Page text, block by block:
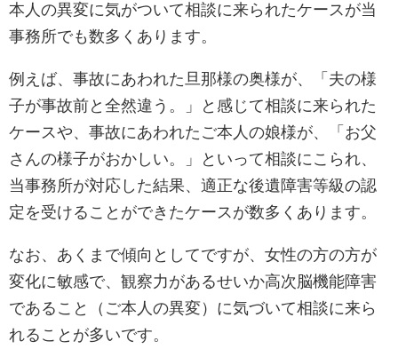
本人の異変に気がついて相談に来られたケースが当
事務所でも数多くあります。
例えば、事故にあわれた旦那様の奥様が、「夫の様
子が事故前と全然違う。」と感じて相談に来られた
ケースや、事故にあわれたご本人の娘様が、「お父
さんの様子がおかしい。」といって相談にこられ、
当事務所が対応した結果、適正な後遺障害等級の認
定を受けることができたケースが数多くあります。
なお、あくまで傾向としてですが、女性の方の方が
変化に敏感で、観察力があるせいか高次脳機能障害
であること（ご本人の異変）に気づいて相談に来ら
れることが多いです。